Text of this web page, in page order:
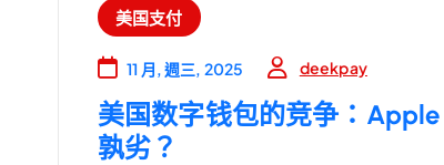
美国支付
11 月, 週三, 2025 deekpay
美国数字钱包的竞争：
孰劣？